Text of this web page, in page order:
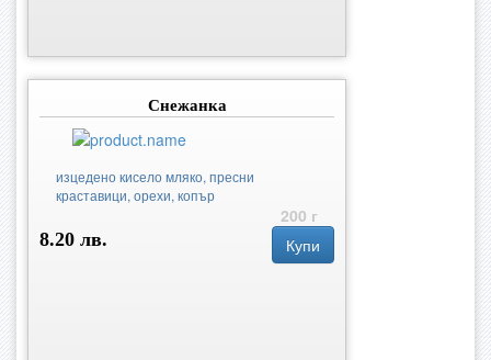
Снежанка
изцедено кисело мляко, пресни
краставици, орехи, копър
200 г
8.20 лв.
Купи